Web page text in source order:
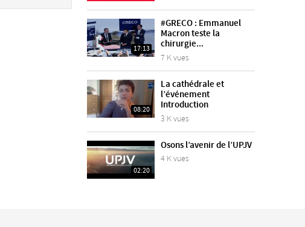
17:13
#GRECO : Emmanuel
Macron teste la
chirurgie...
7 K vues
08:20
La cathédrale et
l’événement
Introduction
3 K vues
02:20
Osons l’avenir de l’UPJV
4 K vues